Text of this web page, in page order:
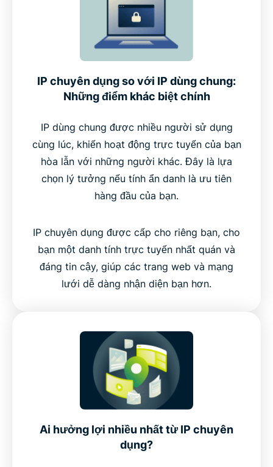
IP chuyên dụng so với IP dùng chung:
Những điểm khác biệt chính
IP dùng chung được nhiều người sử dụng
cùng lúc, khiến hoạt động trực tuyến của bạn
hòa lẫn với những người khác. Đây là lựa
chọn lý tưởng nếu tính ẩn danh là ưu tiên
hàng đầu của bạn.
IP chuyên dụng được cấp cho riêng bạn, cho
bạn một danh tính trực tuyến nhất quán và
đáng tin cậy, giúp các trang web và mạng
lưới dễ dàng nhận diện bạn hơn.
Ai hưởng lợi nhiều nhất từ IP chuyên
dụng?